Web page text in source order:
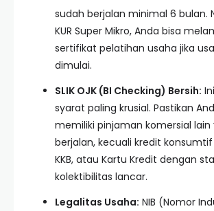
sudah berjalan minimal 6 bulan.
KUR Super Mikro, Anda bisa
sertifikat pelatihan usaha jika
dimulai.
SLIK OJK (BI Checking) Bersih:
syarat paling krusial. Pastikan
memiliki pinjaman komersial lain
berjalan, kecuali kredit konsumtif
KKB, atau Kartu Kredit dengan
kolektibilitas lancar.
Legalitas Usaha: NIB (Nomor